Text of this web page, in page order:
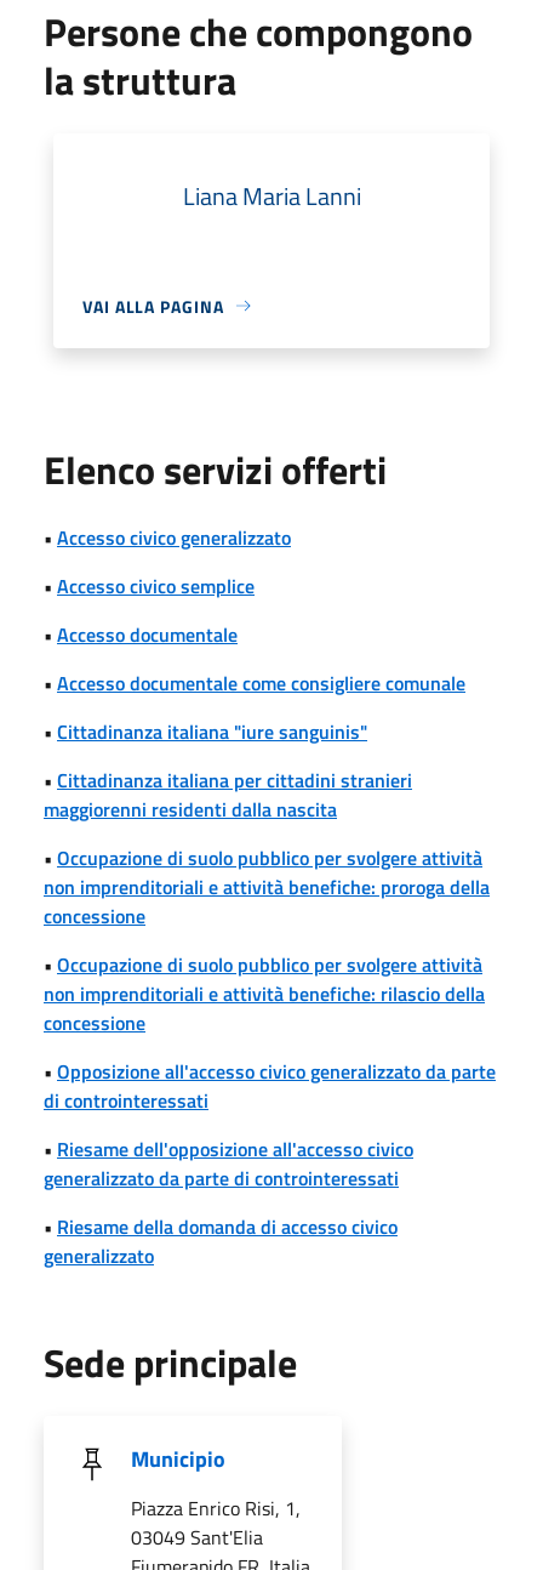
Persone che compongono
la struttura
Liana Maria Lanni
VAI ALLA PAGINA
Elenco servizi offerti
• Accesso civico generalizzato
• Accesso civico semplice
• Accesso documentale
• Accesso documentale come consigliere comunale
• Cittadinanza italiana "iure sanguinis"
• Cittadinanza italiana per cittadini stranieri
maggiorenni residenti dalla nascita
• Occupazione di suolo pubblico per svolgere attività
non imprenditoriali e attività benefiche: proroga della
concessione
• Occupazione di suolo pubblico per svolgere attività
non imprenditoriali e attività benefiche: rilascio della
concessione
• Opposizione all'accesso civico generalizzato da parte
di controinteressati
• Riesame dell'opposizione all'accesso civico
generalizzato da parte di controinteressati
• Riesame della domanda di accesso civico
generalizzato
Sede principale
Municipio
Piazza Enrico Risi, 1,
03049 Sant'Elia